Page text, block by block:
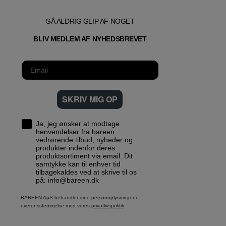
GÅ ALDRIG GLIP AF NOGET
BLIV MEDLEM AF NYHEDSBREVET
SKRIV MIG OP
Ja, jeg ønsker at modtage
henvendelser fra bareen
vedrørende tilbud, nyheder og
produkter indenfor deres
produktsortiment via email. Dit
samtykke kan til enhver tid
tilbagekaldes ved at skrive til os
på: info@bareen.dk
BAREEN ApS behandler dine personoplysninger i
overensstemmelse med vores privatlivspolitik